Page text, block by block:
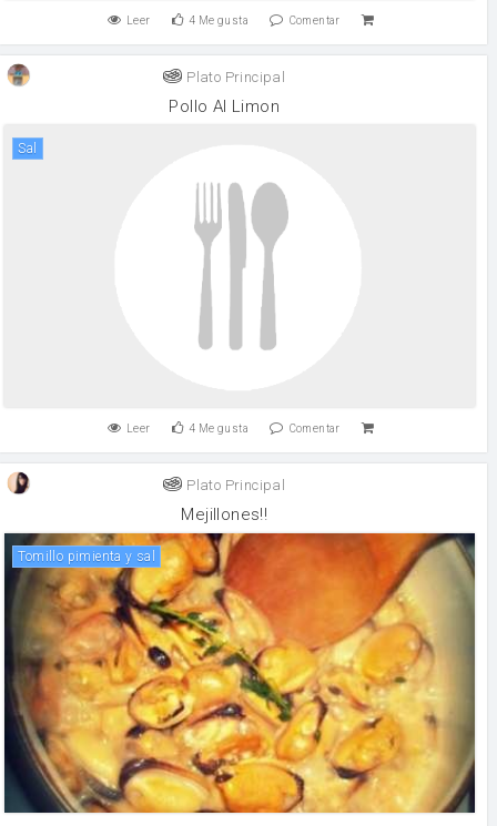
Leer 4 Me gusta Comentar
Plato Principal
Pollo Al Limon
sal
Leer 4 Me gusta Comentar
Plato Principal
Mejillones!!
Tomillo pimienta y sal